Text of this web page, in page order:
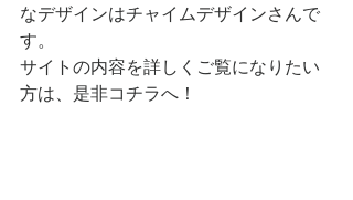
なデザインはチャイムデザインさんで
す。
サイトの内容を詳しくご覧になりたい
方は、是非コチラへ！